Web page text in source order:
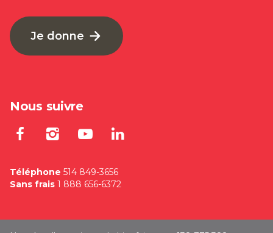
Je donne
Nous suivre
Lien externe au site. S'ouvre
Lien externe au site.
Lien externe au site.
Téléphone 514 849-3656
Sans frais 1 888 656-6372